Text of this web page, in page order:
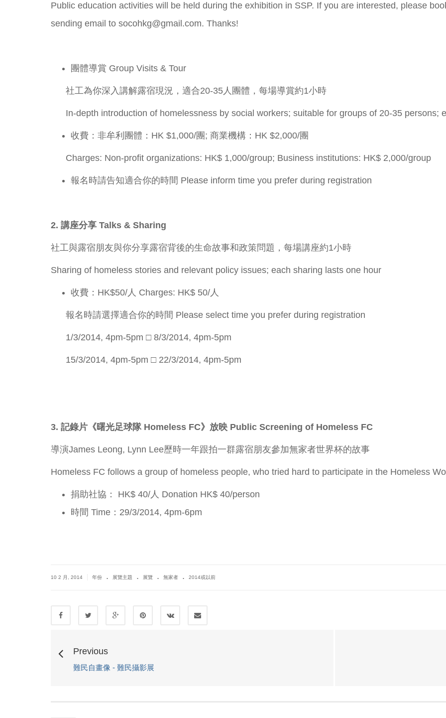
Public education activities will be held during the exhibition in SSP. If you are interested, please
sending email to socohkg@gmail.com. Thanks!
團體導賞 Group Visits & Tour
社工為你深入講解露宿現況，適合20-35人團體，每場導賞約1小時
In-depth introduction of homelessness by social workers; suitable for groups of 20-35 persons;
收費：非牟利團體：HK $1,000/團; 商業機構：HK $2,000/團
Charges: Non-profit organizations: HK$ 1,000/group; Business institutions: HK$ 2,000/group
報名時請告知適合你的時間 Please inform time you prefer during registration
2. 講座分享 Talks & Sharing
社工與露宿朋友與你分享露宿背後的生命故事和政策問題，每場講座約1小時
Sharing of homeless stories and relevant policy issues; each sharing lasts one hour
收費：HK$50/人 Charges: HK$ 50/人
報名時請選擇適合你的時間 Please select time you prefer during registration
1/3/2014, 4pm-5pm □ 8/3/2014, 4pm-5pm
15/3/2014, 4pm-5pm □ 22/3/2014, 4pm-5pm
3. 記錄片《曙光足球隊 Homeless FC》放映 Public Screening of Homeless FC
導演James Leong, Lynn Lee歷時一年跟拍一群露宿朋友參加無家者世界杯的故事
Homeless FC follows a group of homeless people, who tried hard to participate in the Homeless
捐助社協： HK$ 40/人 Donation HK$ 40/person
時間 Time：29/3/2014, 4pm-6pm
10 2 月, 2014 年份 . 展覽主題 . 展覽 . 無家者 . 2014或以前
Previous
難民自畫像 - 難民攝影展